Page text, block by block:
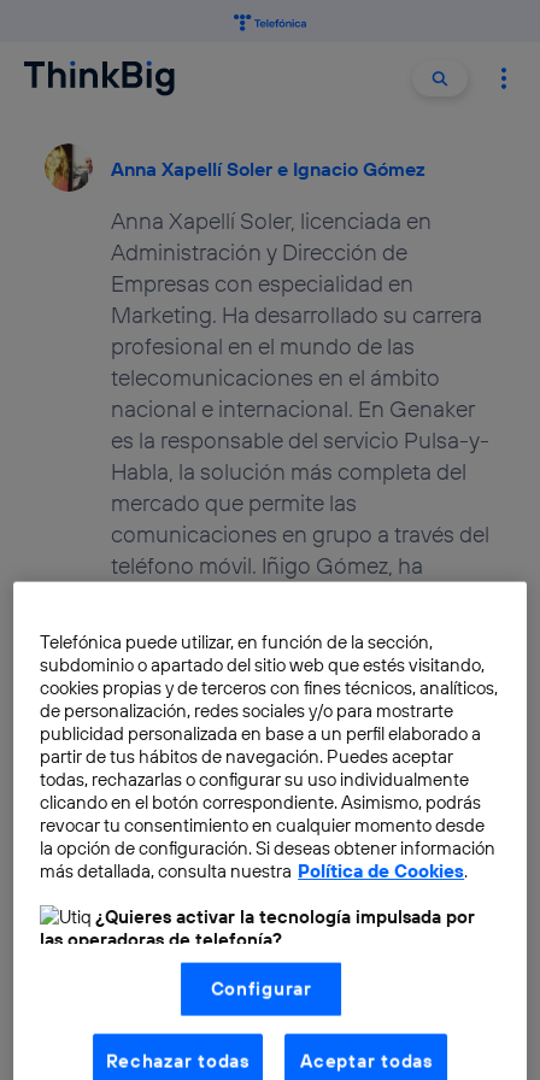
Buscar
Anna Xapellí Soler e Ignacio Gómez
Anna Xapellí Soler, licenciada en
Administración y Dirección de
Empresas con especialidad en
Marketing. Ha desarrollado su carrera
profesional en el mundo de las
telecomunicaciones en el ámbito
nacional e internacional. En Genaker
es la responsable del servicio Pulsa-y-
Habla, la solución más completa del
mercado que permite las
comunicaciones en grupo a través del
teléfono móvil. Iñigo Gómez, ha
principalmente en el programa de
partners de Telefónica y estos dos
últimos años participando en la
integración de nuevos ISV´s en
Aplicateca, dentro de la Dirección de
Estrategia y Nuevos Negocios
Digitales.Es el actual J.Producto del
servicio Pulsa-y-Habla.
Nuevo Pulsa-y-Habla: «Roger
& Out!»
Telefónica puede utilizar, en función de la sección,
subdominio o apartado del sitio web que estés visitando,
cookies propias y de terceros con fines técnicos, analíticos,
de personalización, redes sociales y/o para mostrarte
publicidad personalizada en base a un perfil elaborado a
partir de tus hábitos de navegación. Puedes aceptar
todas, rechazarlas o configurar su uso individualmente
clicando en el botón correspondiente. Asimismo, podrás
revocar tu consentimiento en cualquier momento desde
la opción de configuración. Si deseas obtener información
más detallada, consulta nuestra Política de Cookies.
¿Quieres activar la tecnología impulsada por
las operadoras de telefonía?
Nosotros, Telefónica S.A., utilizamos la tecnología Utiq para
realizar nuestras acciones de marketing digital o análisis
(como se describe en este aviso de consentimiento)
basadas en tu navegación en nuestra(s) web(s)
aquí(solo cuando utilizas una conexión a
internet habilitada , proporcionada por una de las
Configurar
Rechazar todas Aceptar todas